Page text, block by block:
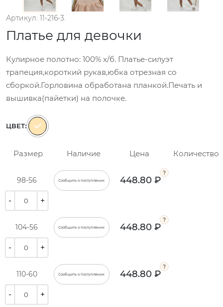
Артикул: 11-216-3.
Платье для девочки
Кулирное полотно: 100% х/б. Платье-силуэт
трапеция,короткий рукав,юбка отрезная со
сборкой.Горловина обработана планкой.Печать и
вышивка(пайетки) на полочке.
ЦВЕТ:
Размер Наличие Цена Количество
98-56 Сообщить о поступлении 448.80 ₽
- +
104-56 Сообщить о поступлении 448.80 ₽
- +
110-60 Сообщить о поступлении 448.80 ₽
- +